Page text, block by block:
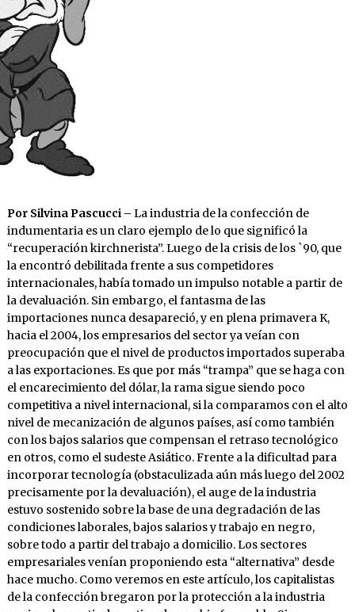
Por Silvina Pascucci – La industria de la confección de
indumentaria es un claro ejemplo de lo que significó la
“recuperación kirchnerista”. Luego de la crisis de los `90, que
la encontró debilitada frente a sus competidores
internacionales, había tomado un impulso notable a partir de
la devaluación. Sin embargo, el fantasma de las
importaciones nunca desapareció, y en plena primavera K,
hacia el 2004, los empresarios del sector ya veían con
preocupación que el nivel de productos importados superaba
a las exportaciones. Es que por más “trampa” que se haga con
el encarecimiento del dólar, la rama sigue siendo poco
competitiva a nivel internacional, si la comparamos con el alto
nivel de mecanización de algunos países, así como también
con los bajos salarios que compensan el retraso tecnológico
en otros, como el sudeste Asiático. Frente a la dificultad para
incorporar tecnología (obstaculizada aún más luego del 2002
precisamente por la devaluación), el auge de la industria
estuvo sostenido sobre la base de una degradación de las
condiciones laborales, bajos salarios y trabajo en negro,
sobre todo a partir del trabajo a domicilio. Los sectores
empresariales venían proponiendo esta “alternativa” desde
hace mucho. Como veremos en este artículo, los capitalistas
de la confección bregaron por la protección a la industria